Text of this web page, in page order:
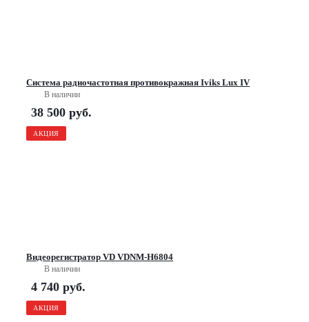
Система радиочастотная противокражная Iviks Lux IV
В наличии
38 500 руб.
АКЦИЯ
Видеорегистратор VD VDNM-H6804
В наличии
4 740 руб.
АКЦИЯ